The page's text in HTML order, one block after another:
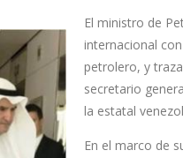
El ministro de
internacional
petrolero, y
secretario
la estatal
En el marco de